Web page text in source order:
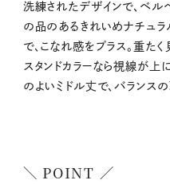
洗練されたデザインで、ベル
の品のあるきれいめナチュラ
で、こなれ感をプラス。重たく
スタンドカラーなら視線が上
のよいミドル丈で、バランス
＼ POINT ／